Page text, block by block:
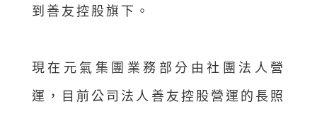
到善友控股旗下。
現在元氣集團業務部分由社團法人營
運，目前公司法人善友控股營運的長照